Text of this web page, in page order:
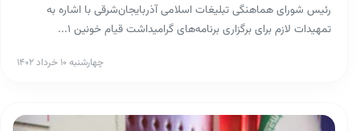
رئیس شورای هماهنگی تبلیغات اسلامی آذربایجان‌شرقی با اشاره به
تمهیدات لازم برای برگزاری برنامه‌های گرامیداشت قیام خونین ۱...
چهارشنبه ۱۰ خرداد ۱۴۰۲